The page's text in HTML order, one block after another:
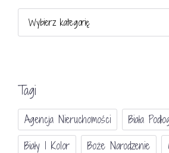
Tagi
Agencja Nieruchomości Biała
Biały I Kolor
Boże Narodzenie